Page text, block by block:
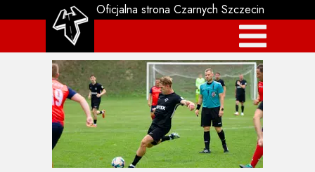
Oficjalna strona Czarnych Szczecin